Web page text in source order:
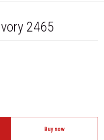
2465
Buy now